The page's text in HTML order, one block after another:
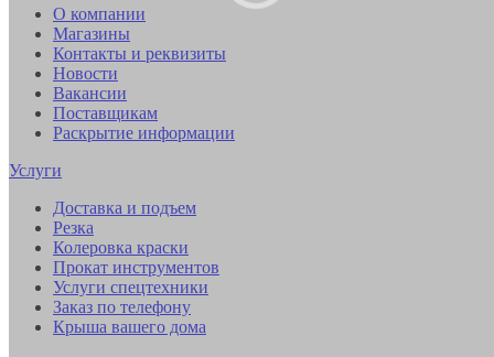
О компании
Магазины
Контакты и реквизиты
Новости
Вакансии
Поставщикам
Раскрытие информации
Услуги
Доставка и подъем
Резка
Колеровка краски
Прокат инструментов
Услуги спецтехники
Заказ по телефону
Крыша вашего дома